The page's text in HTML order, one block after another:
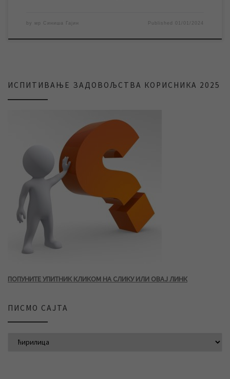
by мр Синиша Гајин Published 01/01/2024
ИСПИТИВАЊЕ ЗАДОВОЉСТВА КОРИСНИКА 2025
ПОПУНИТЕ УПИТНИК КЛИКОМ НА СЛИКУ ИЛИ ОВАЈ ЛИНК
ПИСМО САЈТА